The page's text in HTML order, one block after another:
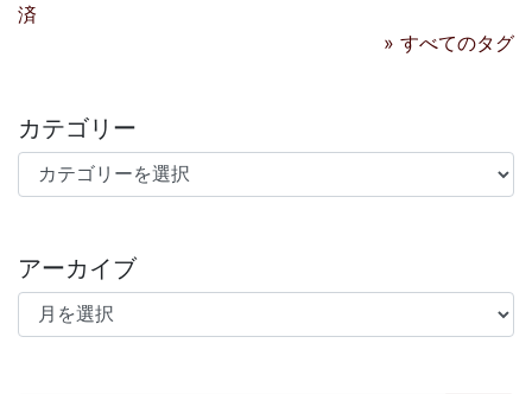
済
» すべてのタグ
カテゴリー
カテゴリー
アーカイブ
アーカイブ